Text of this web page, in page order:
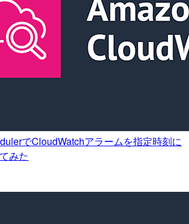
でCloudWatchアラームを指定時刻に
みた